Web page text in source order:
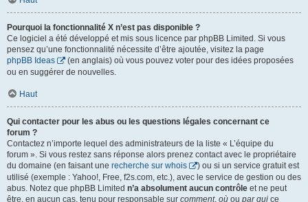
Pourquoi la fonctionnalité X n’est pas disponible ?
Ce logiciel a été développé et mis sous licence par phpBB Limited. Si vous
pensez qu’une fonctionnalité nécessite d’être ajoutée, visitez la page
phpBB Ideas
(en anglais) où vous pouvez voter pour des idées proposées
ou en suggérer de nouvelles.
Haut
Qui contacter pour les abus ou les questions légales concernant ce
forum ?
Contactez n’importe lequel des administrateurs de la liste « L’équipe du
forum ». Si vous restez sans réponse alors prenez contact avec le propriétaire
du domaine (en faisant une recherche sur whois
) ou si un service gratuit est
utilisé (exemple : Yahoo!, Free, f2s.com, etc.), avec le service de gestion ou des
abus. Notez que phpBB Limited n’a absolument aucun contrôle et ne peut
être, en aucun cas, tenu pour responsable sur comment, où ou par qui ce